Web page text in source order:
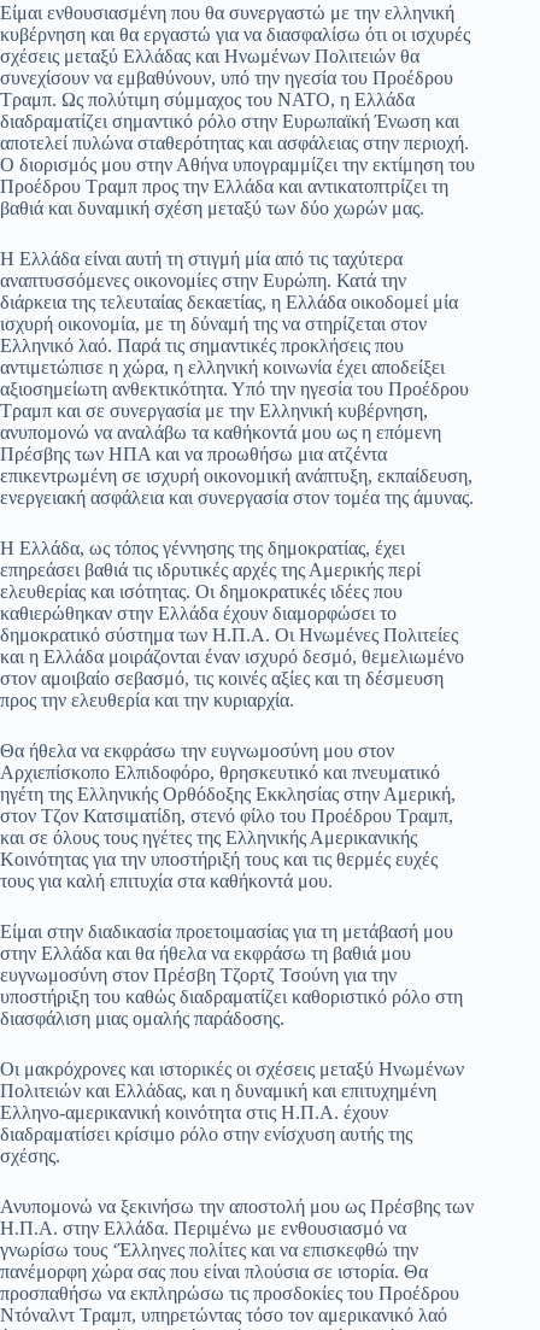
Είμαι ενθουσιασμένη που θα συνεργαστώ με την ελληνική
κυβέρνηση και θα εργαστώ για να διασφαλίσω ότι οι ισχυρές
σχέσεις μεταξύ Ελλάδας και Ηνωμένων Πολιτειών θα
συνεχίσουν να εμβαθύνουν, υπό την ηγεσία του Προέδρου
Τραμπ. Ως πολύτιμη σύμμαχος του ΝΑΤΟ, η Ελλάδα
διαδραματίζει σημαντικό ρόλο στην Ευρωπαϊκή Ένωση και
αποτελεί πυλώνα σταθερότητας και ασφάλειας στην περιοχή.
Ο διορισμός μου στην Αθήνα υπογραμμίζει την εκτίμηση του
Προέδρου Τραμπ προς την Ελλάδα και αντικατοπτρίζει τη
βαθιά και δυναμική σχέση μεταξύ των δύο χωρών μας.
Η Ελλάδα είναι αυτή τη στιγμή μία από τις ταχύτερα
αναπτυσσόμενες οικονομίες στην Ευρώπη. Κατά την
διάρκεια της τελευταίας δεκαετίας, η Ελλάδα οικοδομεί μία
ισχυρή οικονομία, με τη δύναμή της να στηρίζεται στον
Ελληνικό λαό. Παρά τις σημαντικές προκλήσεις που
αντιμετώπισε η χώρα, η ελληνική κοινωνία έχει αποδείξει
αξιοσημείωτη ανθεκτικότητα. Υπό την ηγεσία του Προέδρου
Τραμπ και σε συνεργασία με την Ελληνική κυβέρνηση,
ανυπομονώ να αναλάβω τα καθήκοντά μου ως η επόμενη
Πρέσβης των ΗΠΑ και να προωθήσω μια ατζέντα
επικεντρωμένη σε ισχυρή οικονομική ανάπτυξη, εκπαίδευση,
ενεργειακή ασφάλεια και συνεργασία στον τομέα της άμυνας.
Η Ελλάδα, ως τόπος γέννησης της δημοκρατίας, έχει
επηρεάσει βαθιά τις ιδρυτικές αρχές της Αμερικής περί
ελευθερίας και ισότητας. Οι δημοκρατικές ιδέες που
καθιερώθηκαν στην Ελλάδα έχουν διαμορφώσει το
δημοκρατικό σύστημα των Η.Π.Α. Οι Ηνωμένες Πολιτείες
και η Ελλάδα μοιράζονται έναν ισχυρό δεσμό, θεμελιωμένο
στον αμοιβαίο σεβασμό, τις κοινές αξίες και τη δέσμευση
προς την ελευθερία και την κυριαρχία.
Θα ήθελα να εκφράσω την ευγνωμοσύνη μου στον
Αρχιεπίσκοπο Ελπιδοφόρο, θρησκευτικό και πνευματικό
ηγέτη της Ελληνικής Ορθόδοξης Εκκλησίας στην Αμερική,
στον Τζον Κατσιματίδη, στενό φίλο του Προέδρου Τραμπ,
και σε όλους τους ηγέτες της Ελληνικής Αμερικανικής
Κοινότητας για την υποστήριξή τους και τις θερμές ευχές
τους για καλή επιτυχία στα καθήκοντά μου.
Είμαι στην διαδικασία προετοιμασίας για τη μετάβασή μου
στην Ελλάδα και θα ήθελα να εκφράσω τη βαθιά μου
ευγνωμοσύνη στον Πρέσβη Τζορτζ Τσούνη για την
υποστήριξη του καθώς διαδραματίζει καθοριστικό ρόλο στη
διασφάλιση μιας ομαλής παράδοσης.
Οι μακρόχρονες και ιστορικές οι σχέσεις μεταξύ Ηνωμένων
Πολιτειών και Ελλάδας, και η δυναμική και επιτυχημένη
Ελληνο-αμερικανική κοινότητα στις Η.Π.Α. έχουν
διαδραματίσει κρίσιμο ρόλο στην ενίσχυση αυτής της
σχέσης.
Ανυπομονώ να ξεκινήσω την αποστολή μου ως Πρέσβης των
Η.Π.Α. στην Ελλάδα. Περιμένω με ενθουσιασμό να
γνωρίσω τους ‘Έλληνες πολίτες και να επισκεφθώ την
πανέμορφη χώρα σας που είναι πλούσια σε ιστορία. Θα
προσπαθήσω να εκπληρώσω τις προσδοκίες του Προέδρου
Ντόναλντ Τραμπ, υπηρετώντας τόσο τον αμερικανικό λαό